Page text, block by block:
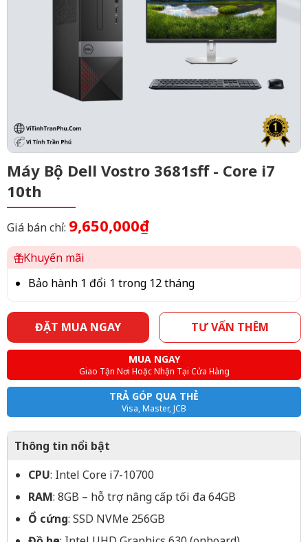
Máy Bộ Dell Vostro 3681sff - Core i7
10th
Giá bán chỉ: 9,650,000₫
Khuyến mãi
Bảo hành 1 đổi 1 trong 12 tháng
ĐẶT MUA NGAY TƯ VẤN THÊM
MUA NGAY
Giao Tận Nơi Hoặc Nhận Tại Cửa Hàng
TRẢ GÓP QUA THẺ
Visa, Master, JCB
Thông tin nổi bật
CPU: Intel Core i7-10700
RAM: 8GB – hỗ trợ nâng cấp tối đa 64GB
Ổ cứng: SSD NVMe 256GB